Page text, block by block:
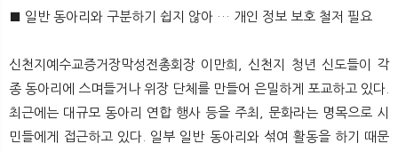
■ 일반 동아리와 구분하기 쉽지 않아 … 개인 정보 보호 철저 필요
신천지예수교증거장막성전총회장 이만희, 신천지 청년 신도들이 각
종 동아리에 스며들거나 위장 단체를 만들어 은밀하게 포교하고 있다.
최근에는 대규모 동아리 연합 행사 등을 주최, 문화라는 명목으로 시
민들에게 접근하고 있다. 일부 일반 동아리와 섞여 활동을 하기 때문